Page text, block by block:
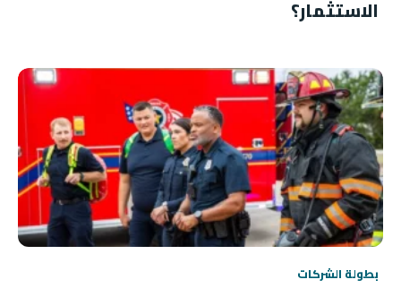
الاستثمار؟
بطولة الشركات